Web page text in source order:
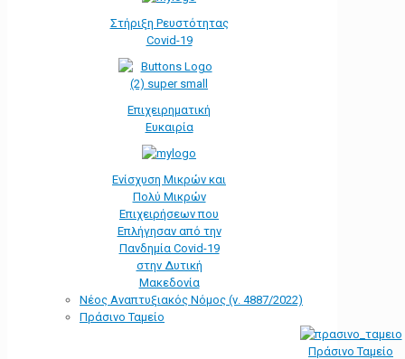
Στήριξη Ρευστότητας
Covid-19
Επιχειρηματική
Ευκαιρία
Ενίσχυση Μικρών και
Πολύ Μικρών
Επιχειρήσεων που
Επλήγησαν από την
Πανδημία Covid-19
στην Δυτική
Μακεδονία
Νέος Αναπτυξιακός Νόμος (ν. 4887/2022)
Πράσινο Ταμείο
Πράσινο Ταμείο